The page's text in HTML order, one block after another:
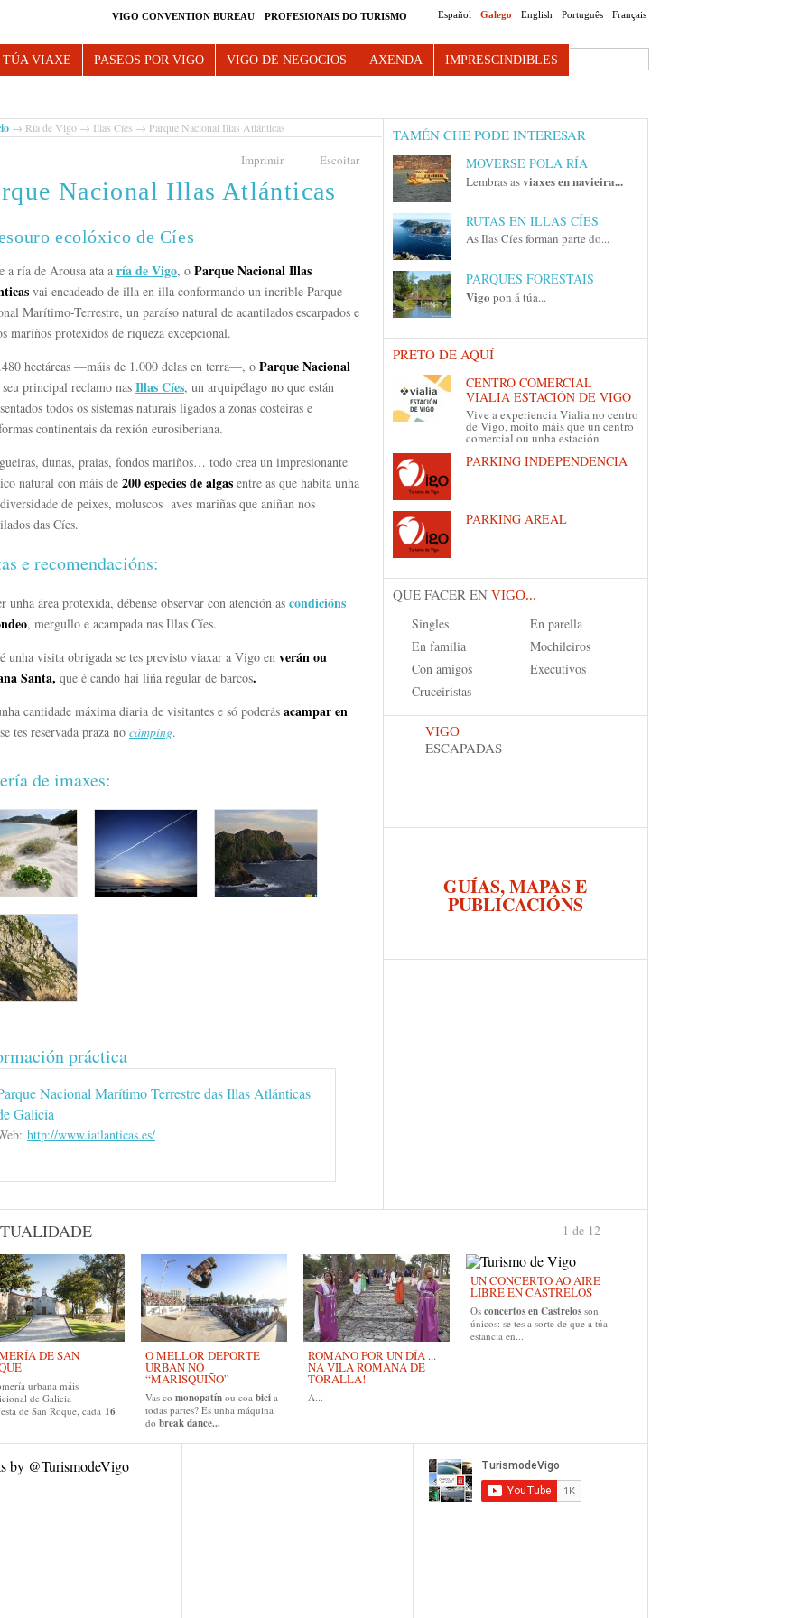
Español Galego English Português Français
VIGO CONVENTION BUREAU PROFESIONAIS DO TURISMO
Vigo Search this site
TÚA VIAXE PASEOS POR VIGO VIGO DE NEGOCIOS AXENDA IMPRESCINDIBLES
→ Ría de Vigo → Illas Cíes → Parque Nacional Illas Atlánticas
Imprimir Escoitar
Nacional Illas Atlánticas
ecolóxico de Cíes
a ría de Arousa ata a ría deVigo, o Parque Nacional Illas
vai encadeado de illa en illa conformando un incrible Parque
Marítimo-Terrestre, un paraíso natural de acantilados escarpados e
mariños protexidos de riqueza excepcional.
hectáreas —máis de 1.000 delas en terra—, o Parque Nacional
principal reclamo nas Illas Cíes, un arquipélago no que están
todos os sistemas naturais ligados a zonas costeiras e
continentais da rexión eurosiberiana.
dunas, praias, fondos mariños… todo crea un impresionante
natural con máis de 200 especies de algas entre as que habita unha
de peixes, moluscos aves mariñas que aniñan nos
das Cíes.
e recomendacións:
unha área protexida, débense observar con atención as condicións
, mergullo e acampada nas Illas Cíes.
unha visita obrigada se tes previsto viaxar a Vigo en verán ou
Santa, que é cando hai liña regular de barcos.
cantidade máxima diaria de visitantes e só poderás acampar en
tes reservada praza no cámping.
de imaxes:
práctica
Nacional Marítimo Terrestre das Illas Atlánticas
Galicia
http://www.iatlanticas.es/
TAMÉN CHE PODE INTERESAR
MOVERSE POLA RÍA
Lembras asviaxes en navieira...
RUTAS EN ILLAS CÍES
As Ilas Cíes forman parte do...
PARQUES FORESTAIS
Vigo pon á túa...
PRETO DE AQUÍ
CENTRO COMERCIAL
VIALIA ESTACIÓN DE VIGO
Vive a experiencia Vialia no centro
de Vigo, moito máis que un centro
comercial ou unha estación
PARKING INDEPENDENCIA
PARKING AREAL
QUE FACER EN VIGO...
Singles
En parella
En familia
Mochileiros
Con amigos
Executivos
Cruceiristas
VIGO
ESCAPADAS
GUÍAS, MAPAS E
PUBLICACIÓNS
DE SAN
urbana máis
de Galicia
de San Roque, cada 16
O MELLOR DEPORTE
URBAN NO
“MARISQUIÑO”
Vas co monopatín ou coa bici a
todas partes? Es unha máquina
do break dance...
ROMANO POR UN DÍA ...
NA VILA ROMANA DE
TORALLA!
A...
UN CONCERTO AO AIRE
LIBRE EN CASTRELOS
Os concertos en Castrelos son
únicos: se tes a sorte de que a túa
estancia en...
1 de 12
by @TurismodeVigo